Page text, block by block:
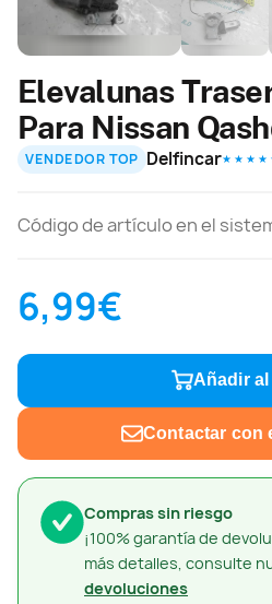
Compras sin riesgo
¡100% garantía de
más detalles, consulte
devoluciones
Elevalunas
Para Nissan
VENDEDOR TOP Delfincar★ ★ ★ ★
Código de artículo en el
6,99€
Añadir
Contactar con